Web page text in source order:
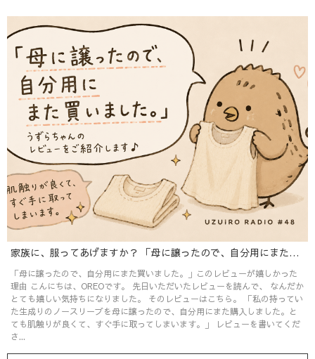
家族に、服ってあげますか？ 「母に譲ったので、自分用にまた買いました。」というレビューが嬉しかった話
「母に譲ったので、自分用にまた買いました。」このレビューが嬉しかった
理由 こんにちは、OREOです。 先日いただいたレビューを読んで、 なんだか
とても嬉しい気持ちになりました。 そのレビューはこちら。 「私の持ってい
た生成りのノースリーブを母に譲ったので、自分用にまた購入しました。と
ても肌触りが良くて、すぐ手に取ってしまいます。」 レビューを書いてくだ
さ...